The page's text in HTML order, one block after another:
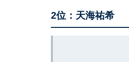
2位：天海祐希